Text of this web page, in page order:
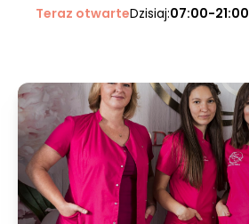
Teraz otwarteDzisiaj:07:00-21:00